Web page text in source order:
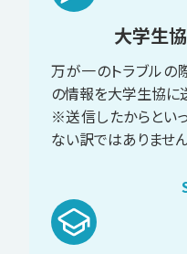
大学生
万が一のトラブルの
の情報を大学生協に
※送信したからとい
ない訳ではありません